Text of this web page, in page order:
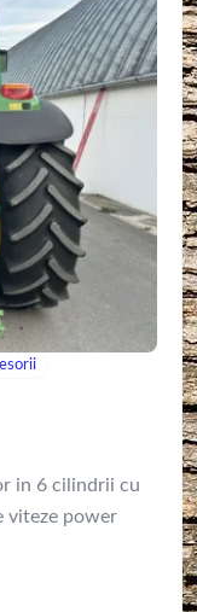
in 6 cilindrii cu
viteze power